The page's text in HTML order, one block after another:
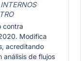
contra
Modifica
acreditando
análisis de flujos